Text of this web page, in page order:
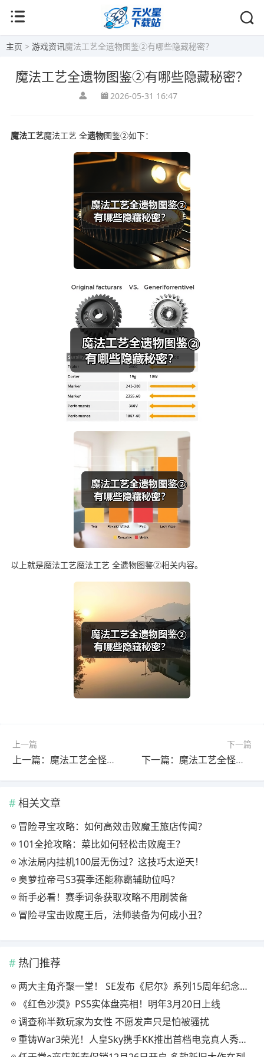
主页 > 游戏资讯魔法工艺全遗物图鉴②有哪些隐藏秘密？
魔法工艺全遗物图鉴②有哪些隐藏秘密？
2026-05-31 16:47
魔法工艺魔法工艺 全遗物图鉴②如下：
以上就是魔法工艺魔法工艺 全遗物图鉴②相关内容。
上一篇
上一篇：魔法工艺全怪物图鉴：朝圣者走廊第一部分探秘
下一篇
下一篇：魔法工艺全怪物图鉴：遗迹之森①深度解析
相关文章
冒险寻宝攻略：如何高效击败魔王旅店传闻？
101全抢攻略：菜比如何轻松击败魔王？
冰法局内挂机100层无伤过？这技巧太逆天！
奥萝拉帝弓S3赛季还能称霸辅助位吗？
新手必看！赛季词条获取攻略不用刷装备
冒险寻宝击败魔王后，法师装备为何成小丑？
热门推荐
两大主角齐聚一堂！ SE发布《尼尔》系列15周年纪念典藏套装
《红色沙漠》PS5实体盘亮相！明年3月20日上线
调查称半数玩家为女性 不愿发声只是怕被骚扰
重铸War3荣光！人皇Sky携手KK推出首档电竞真人秀《寻找下一个Sky》